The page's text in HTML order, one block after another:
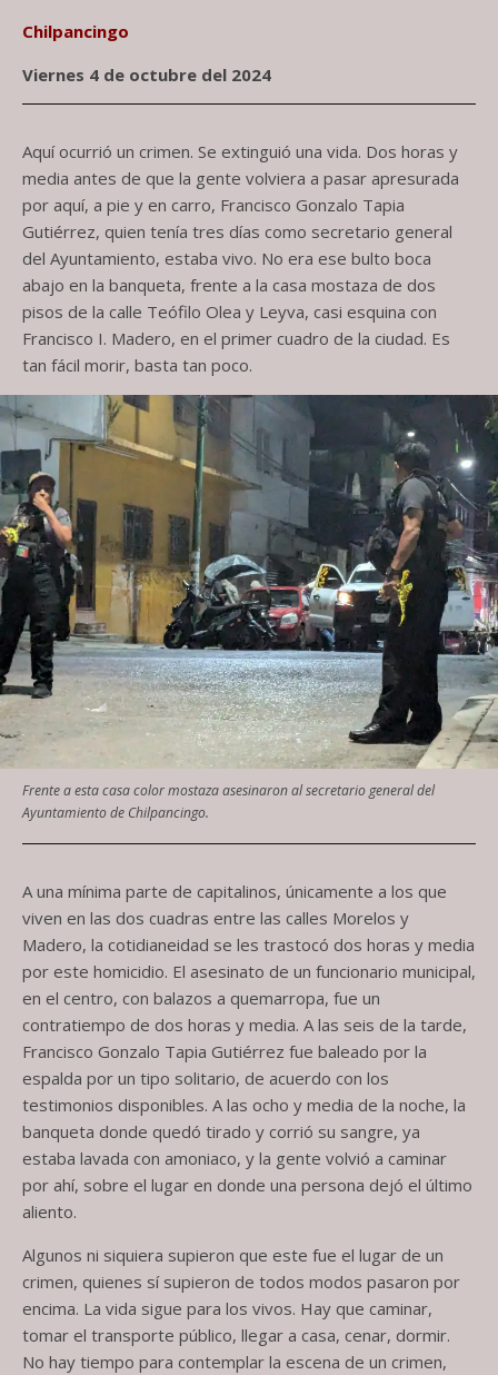
Chilpancingo
Viernes 4 de octubre del 2024
Aquí ocurrió un crimen. Se extinguió una vida. Dos horas y
media antes de que la gente volviera a pasar apresurada
por aquí, a pie y en carro, Francisco Gonzalo Tapia
Gutiérrez, quien tenía tres días como secretario general
del Ayuntamiento, estaba vivo. No era ese bulto boca
abajo en la banqueta, frente a la casa mostaza de dos
pisos de la calle Teófilo Olea y Leyva, casi esquina con
Francisco I. Madero, en el primer cuadro de la ciudad. Es
tan fácil morir, basta tan poco.
Frente a esta casa color mostaza asesinaron al secretario general del
Ayuntamiento de Chilpancingo.
A una mínima parte de capitalinos, únicamente a los que
viven en las dos cuadras entre las calles Morelos y
Madero, la cotidianeidad se les trastocó dos horas y media
por este homicidio. El asesinato de un funcionario municipal,
en el centro, con balazos a quemarropa, fue un
contratiempo de dos horas y media. A las seis de la tarde,
Francisco Gonzalo Tapia Gutiérrez fue baleado por la
espalda por un tipo solitario, de acuerdo con los
testimonios disponibles. A las ocho y media de la noche, la
banqueta donde quedó tirado y corrió su sangre, ya
estaba lavada con amoniaco, y la gente volvió a caminar
por ahí, sobre el lugar en donde una persona dejó el último
aliento.
Algunos ni siquiera supieron que este fue el lugar de un
crimen, quienes sí supieron de todos modos pasaron por
encima. La vida sigue para los vivos. Hay que caminar,
tomar el transporte público, llegar a casa, cenar, dormir.
No hay tiempo para contemplar la escena de un crimen,